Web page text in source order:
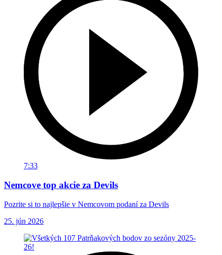
7:33
Nemcove top akcie za Devils
Pozrite si to najlepšie v Nemcovom podaní za Devils
25. jún 2026